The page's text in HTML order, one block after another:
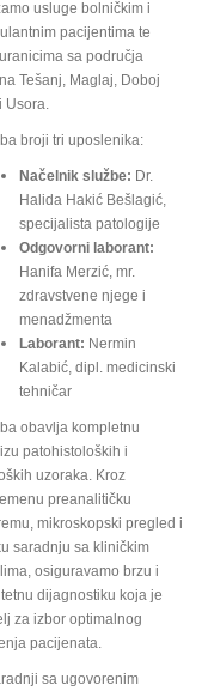
usluge bolničkim i
pacijentima te
sa područja
Tešanj, Maglaj, Doboj
Usora.
broji tri uposlenika:
Načelnik službe: Dr.
Halida Hakić Bešlagić,
specijalista patologije
Odgovorni laborant:
Hanifa Merzić, mr.
zdravstvene njege i
menadžmenta
Laborant: Nermin
Kalabić, dipl. medicinski
tehničar
obavlja kompletnu
patohistoloških i
uzoraka. Kroz
preanalitičku
mikroskopski pregled i
saradnju sa kliničkim
osiguravamo brzu i
dijagnostiku koja je
za izbor optimalnog
pacijenata.
sa ugovorenim